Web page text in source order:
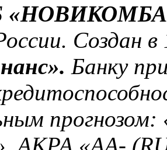
Создан
Банку
АКРА «АА-